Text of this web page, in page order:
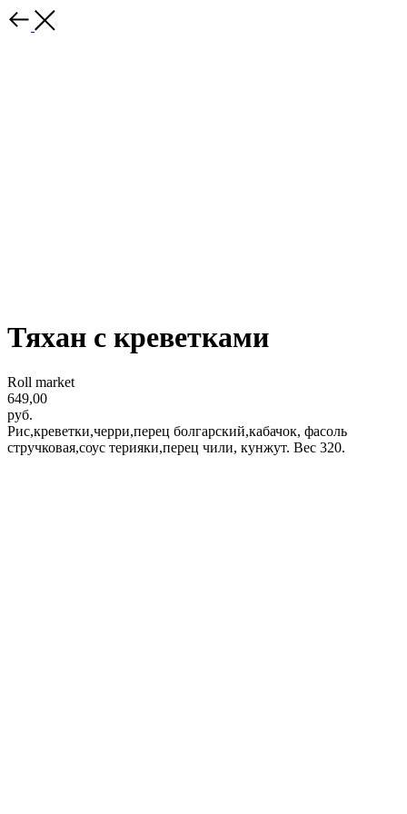
Тяхан с креветками
Roll market
649,00
руб.
Рис,креветки,черри,перец болгарский,кабачок, фасоль
стручковая,соус терияки,перец чили, кунжут. Вес 320.